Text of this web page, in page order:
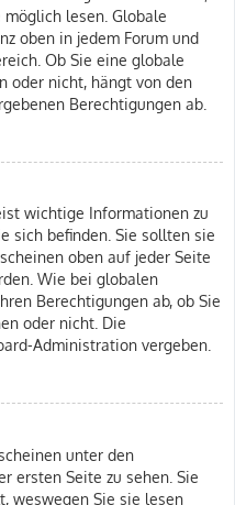
lesen. Globale
oben in jedem Forum und
Ob Sie eine globale
oder nicht, hängt von den
Berechtigungen ab.
wichtige Informationen zu
sich befinden. Sie sollten sie
oben auf jeder Seite
Wie bei globalen
Berechtigungen ab, ob Sie
oder nicht. Die
Administration vergeben.
unter den
ersten Seite zu sehen. Sie
weswegen Sie sie lesen